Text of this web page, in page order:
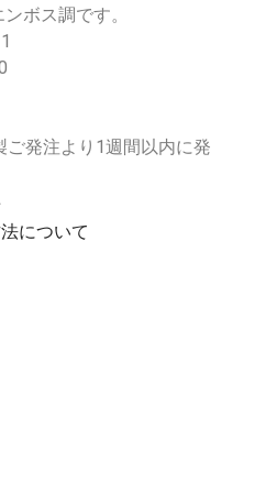
ボス調です。
発注より1週間以内に発
について